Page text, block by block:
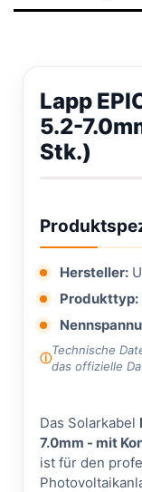
Lapp
5.2-
Stk.)
Hersteller:
Produkttyp:
Technische
das offizielle
Das Solarkabel
7.0mm - mit
ist für den